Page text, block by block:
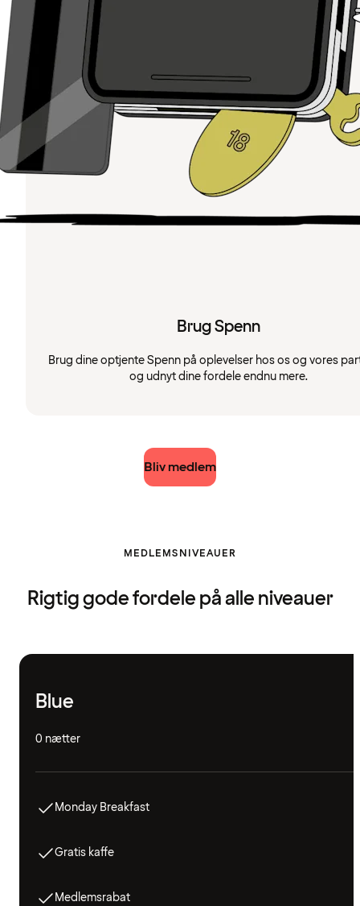
Brug Spenn
Brug dine optjente Spenn på oplevelser hos os og vores
og udnyt dine fordele endnu mere.
Bliv medlem
MEDLEMSNIVEAUER
Rigtig gode fordele på alle niveauer
Blue
0 nætter
Monday Breakfast
Gratis kaffe
Medlemsrabat